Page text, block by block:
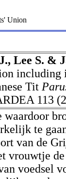
Union
Lee S. &
including
Tit
113
te
van de
vrouwtje
voedsel